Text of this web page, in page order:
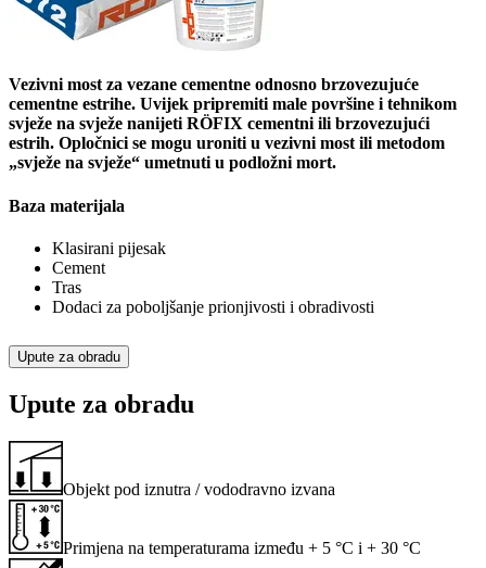
Vezivni most za vezane cementne odnosno brzovezujuće
cementne estrihe. Uvijek pripremiti male površine i tehnikom
svježe na svježe nanijeti RÖFIX cementni ili brzovezujući
estrih. Opločnici se mogu uroniti u vezivni most ili metodom
„svježe na svježe“ umetnuti u podložni mort.
Baza materijala
Klasirani pijesak
Cement
Tras
Dodaci za poboljšanje prionjivosti i obradivosti
Upute za obradu
Upute za obradu
Objekt pod iznutra / vododravno izvana
Primjena na temperaturama između + 5 °C i + 30 °C